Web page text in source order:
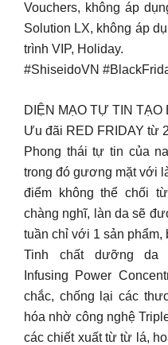
Vouchers, không áp
Solution LX, không áp
trình VIP, Holiday.
#ShiseidoVN
DIỆN MẠO TỰ TIN TẠO
Ưu đãi RED FRIDAY từ
Phong thái tự tin của
trong đó gương mặt với
điểm không thể chối
chàng nghĩ, làn da sẽ
tuần chỉ với 1 sản phẩm,
Tinh chất dưỡng da
Infusing Power
chắc, chống lại các
hóa nhờ công nghệ
các chiết xuất từ từ lá,